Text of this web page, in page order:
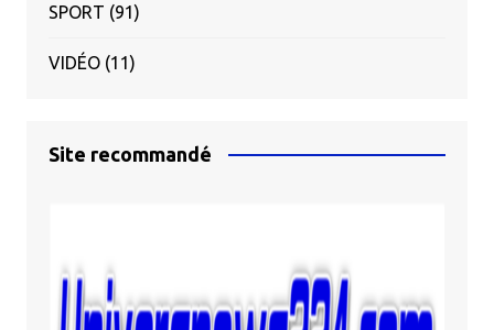
SPORT (91)
VIDÉO(11)
Site recommandé